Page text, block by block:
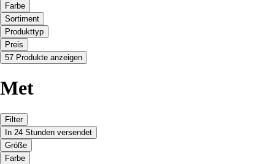
Farbe
Sortiment
Produkttyp
Preis
57 Produkte anzeigen
Met
Filter
In 24 Stunden versendet
Größe
Farbe